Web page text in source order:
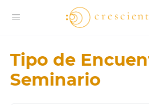
Tipo de
Seminario